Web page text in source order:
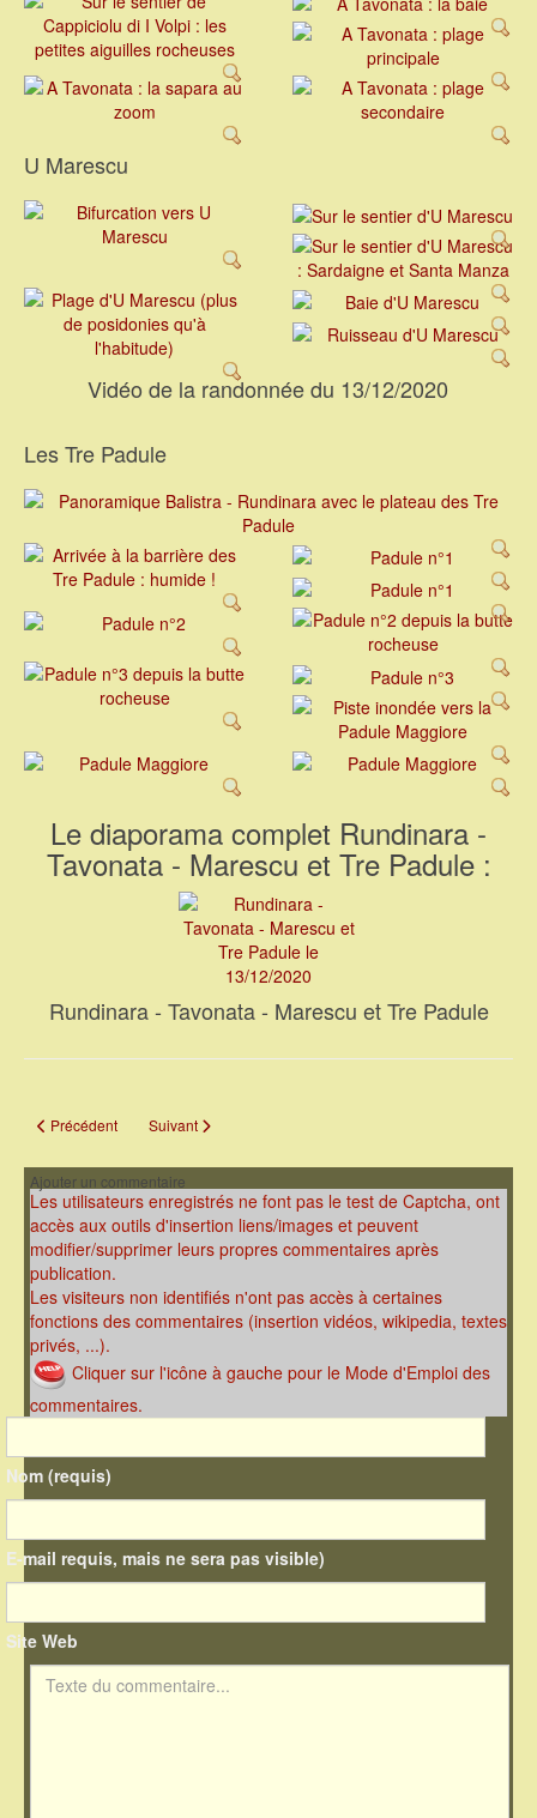
U Marescu
Vidéo de la randonnée du 13/12/2020
Les Tre Padule
Le diaporama complet Rundinara -
Tavonata - Marescu et Tre Padule :
Rundinara - Tavonata - Marescu et Tre Padule
Article précédent : Parcours Pertusatu - Piantarella
Précédent Article suivant : Rétrospective APB 2019 - 2020
Suivant
Ajouter un commentaire
Les utilisateurs enregistrés ne font pas le test de Captcha, ont
accès aux outils d'insertion liens/images et peuvent
modifier/supprimer leurs propres commentaires après
publication.
Les visiteurs non identifiés n'ont pas accès à certaines
fonctions des commentaires (insertion vidéos, wikipedia, textes
privés, ...).
Cliquer sur l'icône à gauche pour le Mode d'Emploi des
commentaires.
Nom (requis)
E-mail requis, mais ne sera pas visible)
Site Web
Texte du commentaire